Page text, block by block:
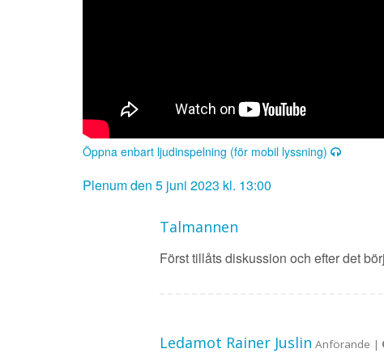
Öppna enbart ljudinspelning (för mobil lyssning)
Plenum den 5 juni 2023 kl. 13:00
Talmannen
Först tillåts diskussion och efter det
Ledamot Rainer Juslin Anförande |